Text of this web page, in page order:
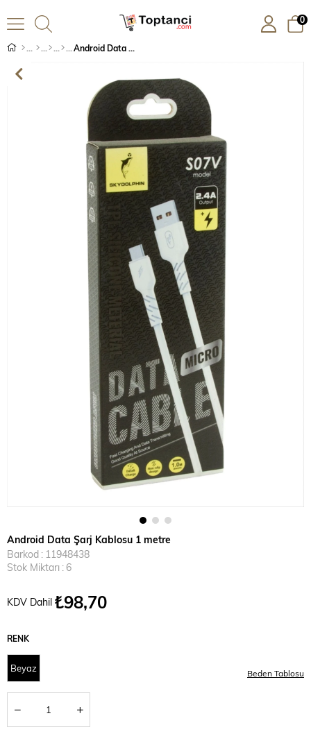
0
Android Data Şarj Kablosu 1 metre
Android Data Şarj Kablosu 1 metre
Barkod : 11948438
Stok Miktarı : 6
KDV Dahil ₺98,70
RENK
Beyaz Beden Tablosu